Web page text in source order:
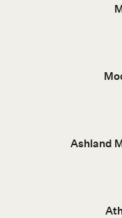
Ashland